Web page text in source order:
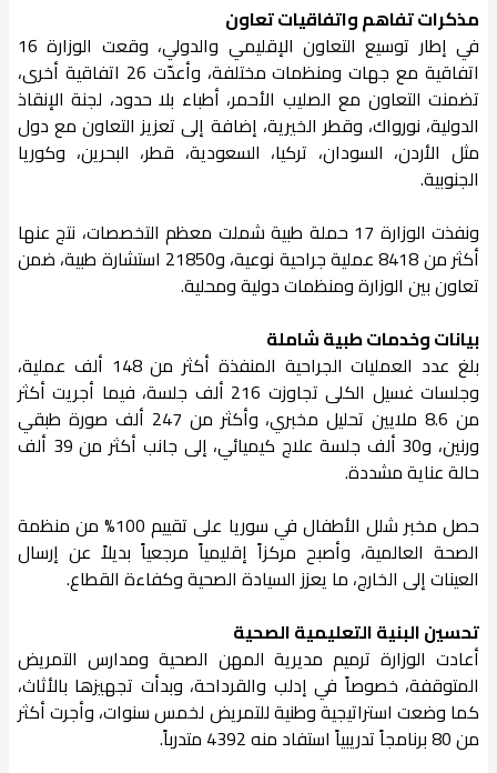
مذكرات تفاهم واتفاقيات تعاون
في إطار توسيع التعاون الإقليمي والدولي، وقعت الوزارة 16
اتفاقية مع جهات ومنظمات مختلفة، وأعدّت 26 اتفاقية أخرى،
تضمنت التعاون مع الصليب الأحمر، أطباء بلا حدود، لجنة الإنقاذ
الدولية، نورواك، وقطر الخيرية، إضافة إلى تعزيز التعاون مع دول
مثل الأردن، السودان، تركيا، السعودية، قطر، البحرين، وكوريا
الجنوبية.
ونفذت الوزارة 17 حملة طبية شملت معظم التخصصات، نتج عنها
أكثر من 8418 عملية جراحية نوعية، و21850 استشارة طبية، ضمن
تعاون بين الوزارة ومنظمات دولية ومحلية.
بيانات وخدمات طبية شاملة
بلغ عدد العمليات الجراحية المنفذة أكثر من 148 ألف عملية،
وجلسات غسيل الكلى تجاوزت 216 ألف جلسة، فيما أجريت أكثر
من 8.6 ملايين تحليل مخبري، وأكثر من 247 ألف صورة طبقي
ورنين، و30 ألف جلسة علاج كيميائي، إلى جانب أكثر من 39 ألف
حالة عناية مشددة.
حصل مخبر شلل الأطفال في سوريا على تقييم 100% من منظمة
الصحة العالمية، وأصبح مركزاً إقليمياً مرجعياً بديلاً عن إرسال
العينات إلى الخارج، ما يعزز السيادة الصحية وكفاءة القطاع.
تحسين البنية التعليمية الصحية
أعادت الوزارة ترميم مديرية المهن الصحية ومدارس التمريض
المتوقفة، خصوصاً في إدلب والقرداحة، وبدأت تجهيزها بالأثاث،
كما وضعت استراتيجية وطنية للتمريض لخمس سنوات، وأجرت أكثر
من 80 برنامجاً تدريبياً استفاد منه 4392 متدرباً.